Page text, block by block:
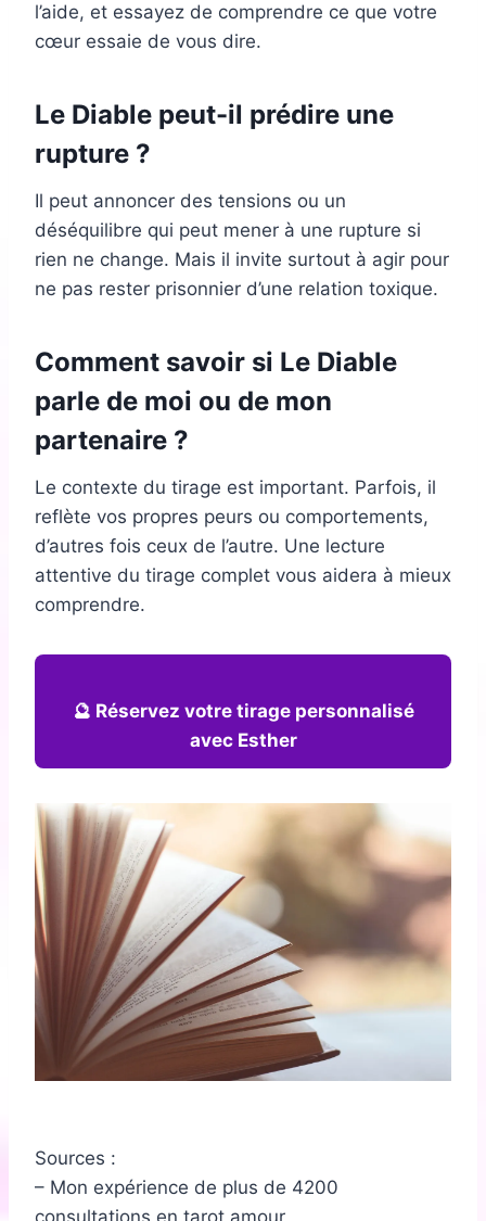
l’aide, et essayez de comprendre ce que votre
cœur essaie de vous dire.
Le Diable peut-il prédire une
rupture ?
Il peut annoncer des tensions ou un
déséquilibre qui peut mener à une rupture si
rien ne change. Mais il invite surtout à agir pour
ne pas rester prisonnier d’une relation toxique.
Comment savoir si Le Diable
parle de moi ou de mon
partenaire ?
Le contexte du tirage est important. Parfois, il
reflète vos propres peurs ou comportements,
d’autres fois ceux de l’autre. Une lecture
attentive du tirage complet vous aidera à mieux
comprendre.
🔮 Réservez votre tirage personnalisé
avec Esther
Sources :
– Mon expérience de plus de 4200